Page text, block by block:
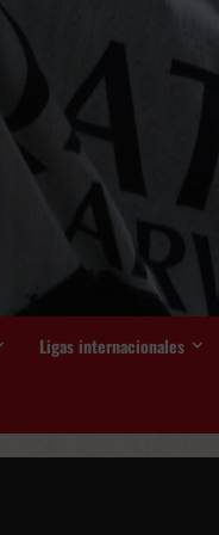
Ligas internacionales